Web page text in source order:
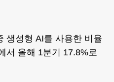
생성형 AI를 사용한 비율
서 올해 1분기 17.8%로